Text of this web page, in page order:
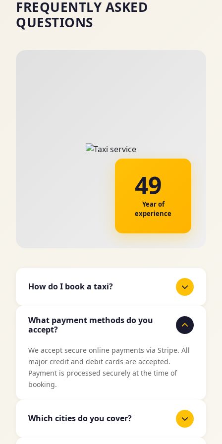
FREQUENTLY ASKED
QUESTIONS
49
Year of
experience
How do I book a taxi?
booking form above, enter your pickup location
and destination, select date and time, and then
choose your preferred vehicle type. You'll get an
instant price quote before confirming your
booking.
What payment methods do you
accept?
We accept secure online payments via Stripe. All
major credit and debit cards are accepted.
Payment is processed securely at the time of
booking.
Which cities do you cover?